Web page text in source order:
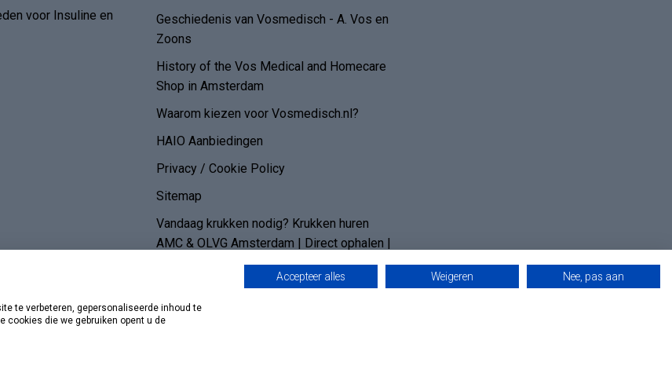
te verbeteren, gepersonaliseerde inhoud te
cookies die we gebruiken opent u de
Accepteer alles Weigeren Nee, pas aan
voor Insuline en
Geschiedenis van Vosmedisch - A. Vos en
Zoons
History of the Vos Medical and Homecare
Shop in Amsterdam
Waarom kiezen voor Vosmedisch.nl?
HAIO Aanbiedingen
Privacy / Cookie Policy
Sitemap
Vandaag krukken nodig? Krukken huren
AMC & OLVG Amsterdam | Direct ophalen |
prijs per week | Vosmedisch